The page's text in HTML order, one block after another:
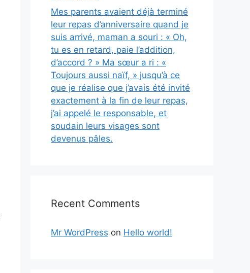
Mes parents avaient déjà terminé
leur repas d’anniversaire quand je
suis arrivé, maman a souri : « Oh,
tu es en retard, paie l’addition,
d’accord ? » Ma sœur a ri : «
Toujours aussi naïf, » jusqu’à ce
que je réalise que j’avais été invité
exactement à la fin de leur repas,
j’ai appelé le responsable, et
soudain leurs visages sont
devenus pâles.
Recent Comments
Mr WordPress on Hello world!